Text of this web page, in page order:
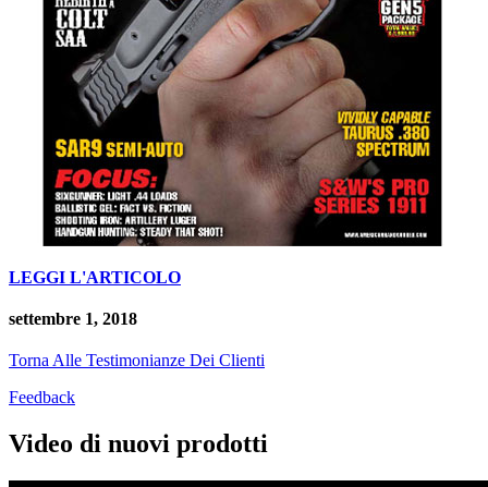
LEGGI L'ARTICOLO
settembre 1, 2018
Torna Alle Testimonianze Dei Clienti
Feedback
Video di nuovi prodotti